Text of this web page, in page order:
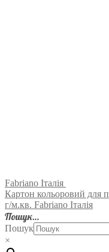
Fabriano Італія
Картон кольоровий для
г/м.кв. Fabriano Італія
Пошук…
Пошук
×